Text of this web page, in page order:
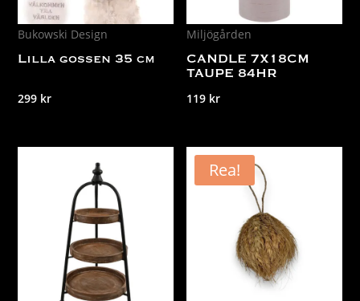
Bukowski Design
Lilla gossen 35 cm
299 kr
Miljögården
CANDLE 7X18CM
TAUPE 84HR
119 kr
Rea!